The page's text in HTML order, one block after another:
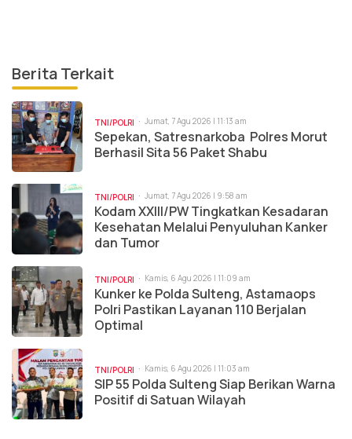
Berita Terkait
TNI/POLRI Jumat, 7 Agu 2026 | 11:13 am
Sepekan, Satresnarkoba Polres Morut
Berhasil Sita 56 Paket Shabu
TNI/POLRI Jumat, 7 Agu 2026 | 9:58 am
Kodam XXIII/PW Tingkatkan Kesadaran
Kesehatan Melalui Penyuluhan Kanker
dan Tumor
TNI/POLRI Kamis, 6 Agu 2026 | 11:09 am
Kunker ke Polda Sulteng, Astamaops
Polri Pastikan Layanan 110 Berjalan
Optimal
TNI/POLRI Kamis, 6 Agu 2026 | 11:03 am
SIP 55 Polda Sulteng Siap Berikan Warna
Positif di Satuan Wilayah